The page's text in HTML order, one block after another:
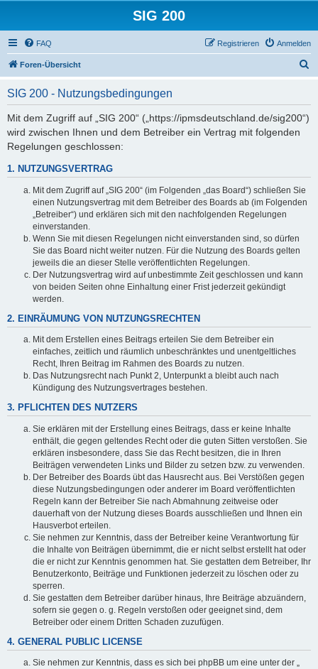
SIG 200
FAQ Anmelden
Registrieren
Foren-Übersicht
SIG 200 - Nutzungsbedingungen
Mit dem Zugriff auf „SIG 200“ („https://ipmsdeutschland.de/sig200“)
wird zwischen Ihnen und dem Betreiber ein Vertrag mit folgenden
Regelungen geschlossen:
1. NUTZUNGSVERTRAG
Mit dem Zugriff auf „SIG 200“ (im Folgenden „das Board“) schließen Sie
einen Nutzungsvertrag mit dem Betreiber des Boards ab (im Folgenden
„Betreiber“) und erklären sich mit den nachfolgenden Regelungen
einverstanden.
Wenn Sie mit diesen Regelungen nicht einverstanden sind, so dürfen
Sie das Board nicht weiter nutzen. Für die Nutzung des Boards gelten
jeweils die an dieser Stelle veröffentlichten Regelungen.
Der Nutzungsvertrag wird auf unbestimmte Zeit geschlossen und kann
von beiden Seiten ohne Einhaltung einer Frist jederzeit gekündigt
werden.
2. EINRÄUMUNG VON NUTZUNGSRECHTEN
Mit dem Erstellen eines Beitrags erteilen Sie dem Betreiber ein
einfaches, zeitlich und räumlich unbeschränktes und unentgeltliches
Recht, Ihren Beitrag im Rahmen des Boards zu nutzen.
Das Nutzungsrecht nach Punkt 2, Unterpunkt a bleibt auch nach
Kündigung des Nutzungsvertrages bestehen.
3. PFLICHTEN DES NUTZERS
Sie erklären mit der Erstellung eines Beitrags, dass er keine Inhalte
enthält, die gegen geltendes Recht oder die guten Sitten verstoßen. Sie
erklären insbesondere, dass Sie das Recht besitzen, die in Ihren
Beiträgen verwendeten Links und Bilder zu setzen bzw. zu verwenden.
Der Betreiber des Boards übt das Hausrecht aus. Bei Verstößen gegen
diese Nutzungsbedingungen oder anderer im Board veröffentlichten
Regeln kann der Betreiber Sie nach Abmahnung zeitweise oder
dauerhaft von der Nutzung dieses Boards ausschließen und Ihnen ein
Hausverbot erteilen.
Sie nehmen zur Kenntnis, dass der Betreiber keine Verantwortung für
die Inhalte von Beiträgen übernimmt, die er nicht selbst erstellt hat oder
die er nicht zur Kenntnis genommen hat. Sie gestatten dem Betreiber, Ihr
Benutzerkonto, Beiträge und Funktionen jederzeit zu löschen oder zu
sperren.
Sie gestatten dem Betreiber darüber hinaus, Ihre Beiträge abzuändern,
sofern sie gegen o. g. Regeln verstoßen oder geeignet sind, dem
Betreiber oder einem Dritten Schaden zuzufügen.
4. GENERAL PUBLIC LICENSE
Sie nehmen zur Kenntnis, dass es sich bei phpBB um eine unter der „